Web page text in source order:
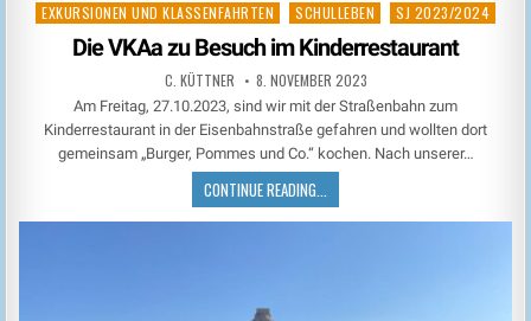
Posted
EXKURSIONEN UND KLASSENFAHRTEN SCHULLEBEN SJ 2023/2024
Die VKAa zu Besuch im Kinderrestaurant
C. KÜTTNER 8. NOVEMBER 2023
Am Freitag, 27.10.2023, sind wir mit der Straßenbahn zum
Kinderrestaurant in der Eisenbahnstraße gefahren und wollten dort
gemeinsam „Burger, Pommes und Co.“ kochen. Nach unserer…
CONTINUE READING...